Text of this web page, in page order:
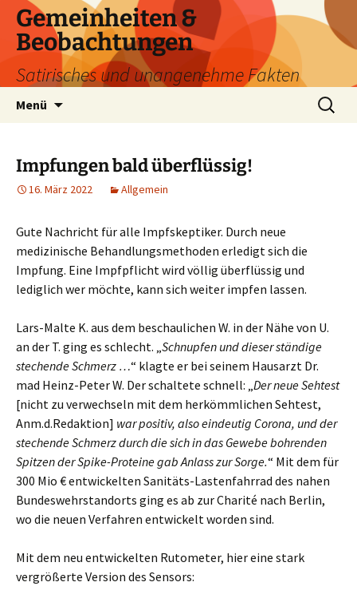
Zum
Inhalt
springen
Gemeinheiten &
Beobachtungen
Satirisches und unangenehme Fakten
Menü
Suchen
nach:
Impfungen bald überflüssig!
16. März 2022 Allgemein
Gute Nachricht für alle Impfskeptiker. Durch neue
medizinische Behandlungsmethoden erledigt sich die
Impfung. Eine Impfpflicht wird völlig überflüssig und
lediglich wer möchte, kann sich weiter impfen lassen.
Lars-Malte K. aus dem beschaulichen W. in der Nähe von U.
an der T. ging es schlecht. „Schnupfen und dieser ständige
stechende Schmerz …“ klagte er bei seinem Hausarzt Dr.
mad Heinz-Peter W. Der schaltete schnell: „Der neue Sehtest
[nicht zu verwechseln mit dem herkömmlichen Sehtest,
Anm.d.Redaktion] war positiv, also eindeutig Corona, und der
stechende Schmerz durch die sich in das Gewebe bohrenden
Spitzen der Spike-Proteine gab Anlass zur Sorge.“ Mit dem für
300 Mio € entwickelten Sanitäts-Lastenfahrrad des nahen
Bundeswehrstandorts ging es ab zur Charité nach Berlin,
wo die neuen Verfahren entwickelt worden sind.
Mit dem neu entwickelten Rutometer, hier eine stark
vergrößerte Version des Sensors: